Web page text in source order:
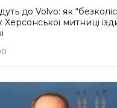
до Volvo: як
митниці